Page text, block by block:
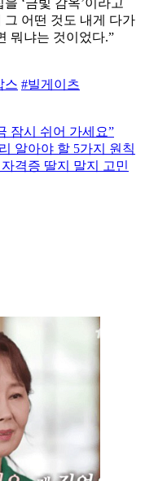
‘금빛 감옥’이라고
그 어떤 것도 내게 다가
뭐냐는 것이었다.”
스 #빌게이츠
잠시 쉬어 가세요”
알아야 할 5가지 원칙
격증 딸지 말지 고민